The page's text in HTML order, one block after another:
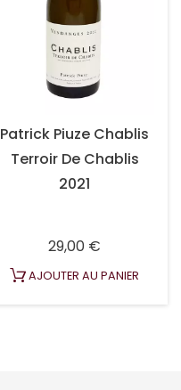
Patrick Piuze Chablis
Terroir De Chablis
2021
29,00 €
AJOUTER AU PANIER